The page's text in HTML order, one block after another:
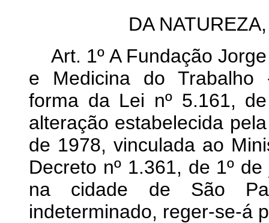
DA
Art. 1º A Fundação
e Medicina do Trabalho
forma da Lei nº 5.161,
alteração estabelecida
de 1978, vinculada ao
Decreto nº 1.361, de 1º
na cidade de São
indeterminado, reger-se-á